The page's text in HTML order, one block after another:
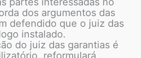
dos argumentos das
defendido que o juiz das
instalado.
do juiz das garantias é